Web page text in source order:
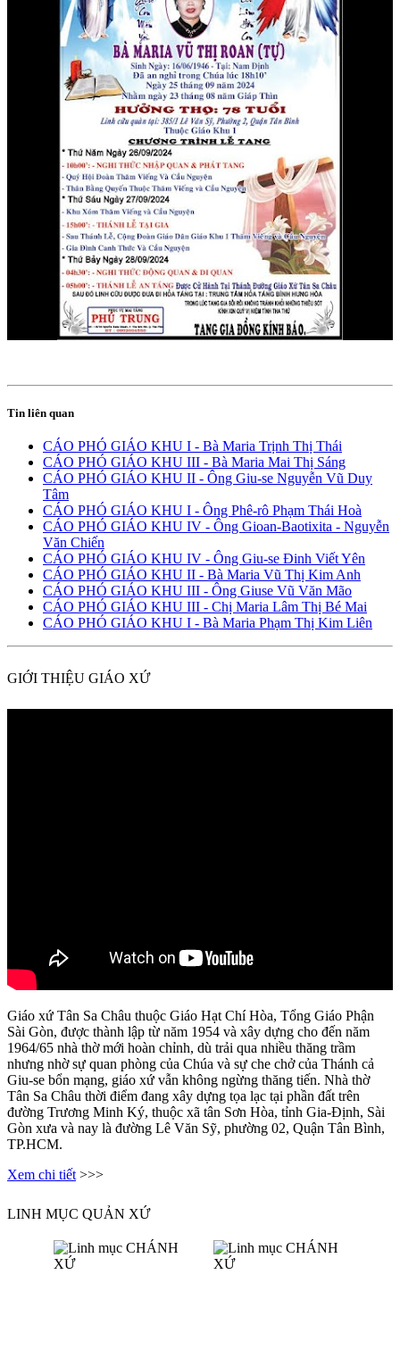
Tin liên quan
CÁO PHÓ GIÁO KHU I - Bà Maria Trịnh Thị Thái
CÁO PHÓ GIÁO KHU III - Bà Maria Mai Thị Sáng
CÁO PHÓ GIÁO KHU II - Ông Giu-se Nguyễn Vũ Duy
Tâm
CÁO PHÓ GIÁO KHU I - Ông Phê-rô Phạm Thái Hoà
CÁO PHÓ GIÁO KHU IV - Ông Gioan-Baotixita - Nguyễn
Văn Chiến
CÁO PHÓ GIÁO KHU IV - Ông Giu-se Đinh Viết Yên
CÁO PHÓ GIÁO KHU II - Bà Maria Vũ Thị Kim Anh
CÁO PHÓ GIÁO KHU III - Ông Giuse Vũ Văn Mão
CÁO PHÓ GIÁO KHU III - Chị Maria Lâm Thị Bé Mai
CÁO PHÓ GIÁO KHU I - Bà Maria Phạm Thị Kim Liên
GIỚI THIỆU GIÁO XỨ
Giáo xứ Tân Sa Châu thuộc Giáo Hạt Chí Hòa, Tổng Giáo Phận
Sài Gòn, được thành lập từ năm 1954 và xây dựng cho đến năm
1964/65 nhà thờ mới hoàn chỉnh, dù trải qua nhiều thăng trầm
nhưng nhờ sự quan phòng của Chúa và sự che chở của Thánh cả
Giu-se bổn mạng, giáo xứ vẫn không ngừng thăng tiến. Nhà thờ
Tân Sa Châu thời điểm đang xây dựng tọa lạc tại phần đất trên
đường Trương Minh Ký, thuộc xã tân Sơn Hòa, tỉnh Gia-Định, Sài
Gòn xưa và nay là đường Lê Văn Sỹ, phường 02, Quận Tân Bình,
TP.HCM.
Xem chi tiết >>>
LINH MỤC QUẢN XỨ